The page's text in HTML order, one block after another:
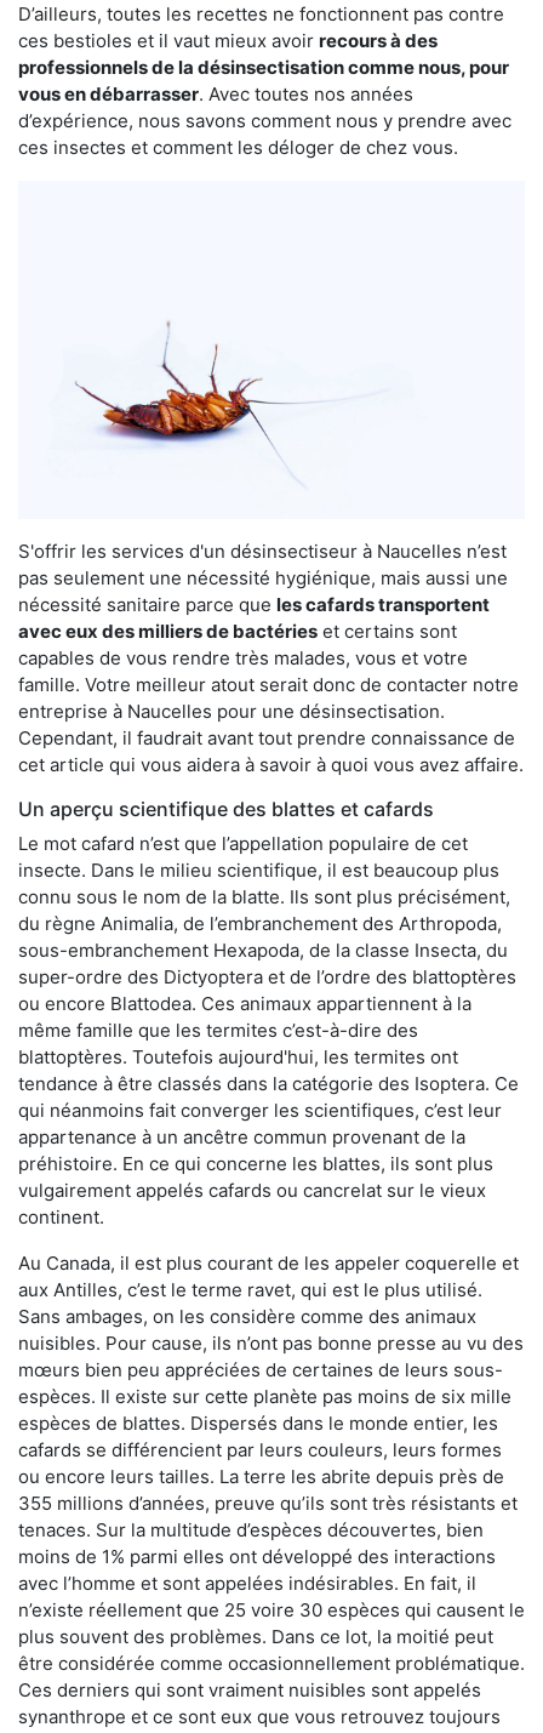
D’ailleurs, toutes les recettes ne fonctionnent pas contre
ces bestioles et il vaut mieux avoir recours à des
professionnels de la désinsectisation comme nous, pour
vous en débarrasser. Avec toutes nos années
d’expérience, nous savons comment nous y prendre avec
ces insectes et comment les déloger de chez vous.
S'offrir les services d'un désinsectiseur à Naucelles n’est
pas seulement une nécessité hygiénique, mais aussi une
nécessité sanitaire parce que les cafards transportent
avec eux des milliers de bactéries et certains sont
capables de vous rendre très malades, vous et votre
famille. Votre meilleur atout serait donc de contacter notre
entreprise à Naucelles pour une désinsectisation.
Cependant, il faudrait avant tout prendre connaissance de
cet article qui vous aidera à savoir à quoi vous avez affaire.
Un aperçu scientifique des blattes et cafards
Le mot cafard n’est que l’appellation populaire de cet
insecte. Dans le milieu scientifique, il est beaucoup plus
connu sous le nom de la blatte. Ils sont plus précisément,
du règne Animalia, de l’embranchement des Arthropoda,
sous-embranchement Hexapoda, de la classe Insecta, du
super-ordre des Dictyoptera et de l’ordre des blattoptères
ou encore Blattodea. Ces animaux appartiennent à la
même famille que les termites c’est-à-dire des
blattoptères. Toutefois aujourd'hui, les termites ont
tendance à être classés dans la catégorie des Isoptera. Ce
qui néanmoins fait converger les scientifiques, c’est leur
appartenance à un ancêtre commun provenant de la
préhistoire. En ce qui concerne les blattes, ils sont plus
vulgairement appelés cafards ou cancrelat sur le vieux
continent.
Au Canada, il est plus courant de les appeler coquerelle et
aux Antilles, c’est le terme ravet, qui est le plus utilisé.
Sans ambages, on les considère comme des animaux
nuisibles. Pour cause, ils n’ont pas bonne presse au vu des
mœurs bien peu appréciées de certaines de leurs sous-
espèces. Il existe sur cette planète pas moins de six mille
espèces de blattes. Dispersés dans le monde entier, les
cafards se différencient par leurs couleurs, leurs formes
ou encore leurs tailles. La terre les abrite depuis près de
355 millions d’années, preuve qu’ils sont très résistants et
tenaces. Sur la multitude d’espèces découvertes, bien
moins de 1% parmi elles ont développé des interactions
avec l’homme et sont appelées indésirables. En fait, il
n’existe réellement que 25 voire 30 espèces qui causent le
plus souvent des problèmes. Dans ce lot, la moitié peut
être considérée comme occasionnellement problématique.
Ces derniers qui sont vraiment nuisibles sont appelés
synanthrope et ce sont eux que vous retrouvez toujours